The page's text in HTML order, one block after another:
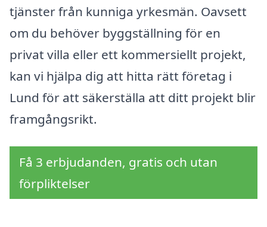
tjänster från kunniga yrkesmän. Oavsett
om du behöver byggställning för en
privat villa eller ett kommersiellt projekt,
kan vi hjälpa dig att hitta rätt företag i
Lund för att säkerställa att ditt projekt blir
framgångsrikt.
Få 3 erbjudanden, gratis och utan
förpliktelser